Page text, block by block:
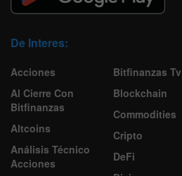
De Interes:
Acciones
Al Cierre Con
Bitfinanzas
Altcoins
Análisis Técnico
Acciones
Bitfinanzas Tv
Blockchain
Commodities
Cripto
DeFi